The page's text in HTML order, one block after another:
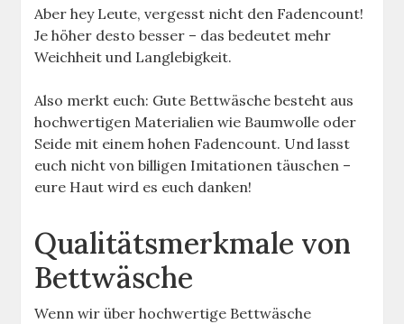
Aber hey Leute, vergesst nicht den Fadencount!
Je höher desto besser – das bedeutet mehr
Weichheit und Langlebigkeit.
Also merkt euch: Gute Bettwäsche besteht aus
hochwertigen Materialien wie Baumwolle oder
Seide mit einem hohen Fadencount. Und lasst
euch nicht von billigen Imitationen täuschen –
eure Haut wird es euch danken!
Qualitätsmerkmale von
Bettwäsche
Wenn wir über hochwertige Bettwäsche